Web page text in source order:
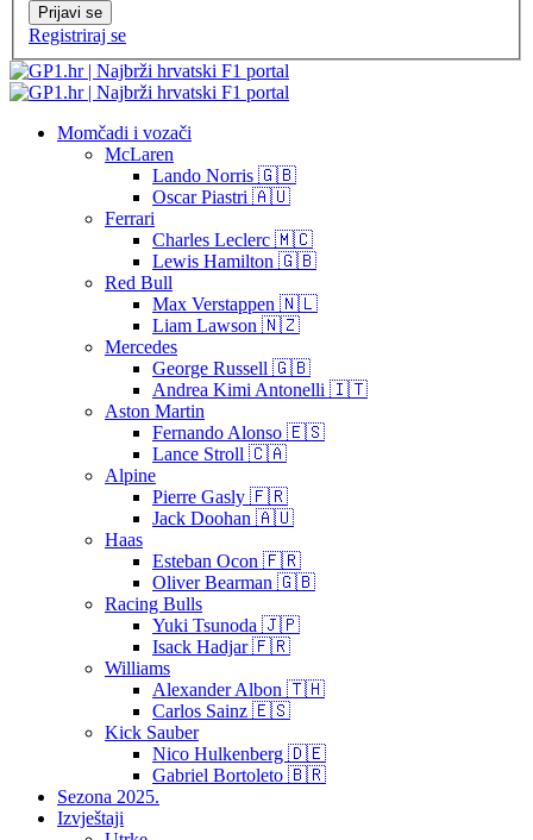
Prijavi se
Registriraj se
Momčadi i vozači
McLaren
Lando Norris 🇬🇧
Oscar Piastri 🇦🇺
Ferrari
Charles Leclerc 🇲🇨
Lewis Hamilton 🇬🇧
Red Bull
Max Verstappen 🇳🇱
Liam Lawson 🇳🇿
Mercedes
George Russell 🇬🇧
Andrea Kimi Antonelli 🇮🇹
Aston Martin
Fernando Alonso 🇪🇸
Lance Stroll 🇨🇦
Alpine
Pierre Gasly 🇫🇷
Jack Doohan 🇦🇺
Haas
Esteban Ocon 🇫🇷
Oliver Bearman 🇬🇧
Racing Bulls
Yuki Tsunoda 🇯🇵
Isack Hadjar 🇫🇷
Williams
Alexander Albon 🇹🇭
Carlos Sainz 🇪🇸
Kick Sauber
Nico Hulkenberg 🇩🇪
Gabriel Bortoleto 🇧🇷
Sezona 2025.
Izvještaji